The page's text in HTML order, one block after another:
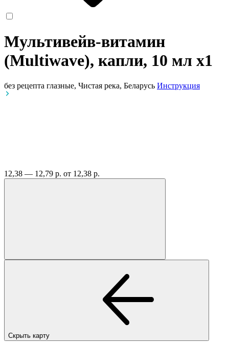
Мультивейв-витамин
(Multiwave), капли, 10 мл x1
без рецепта глазные, Чистая река, Беларусь Инструкция
12,38 — 12,79 р. от 12,38 р.
Скрыть карту